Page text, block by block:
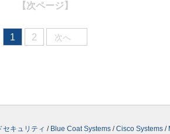
【次ページ】
1 2 次へ
セキュリティ / Blue Coat Systems /Cisco Systems /